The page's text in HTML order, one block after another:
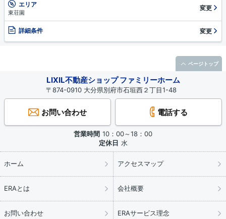
エリア
東荘園
変更
詳細条件 変更
LIXIL不動産ショップ ファミリーホーム
〒874-0910 大分県別府市石垣西２丁目1-48
お問い合わせ 電話する
営業時間 10：00～18：00
定休日 水
ホーム アクセスマップ
ERAとは 会社概要
お問い合わせ ERAサービス理念
ページトップ